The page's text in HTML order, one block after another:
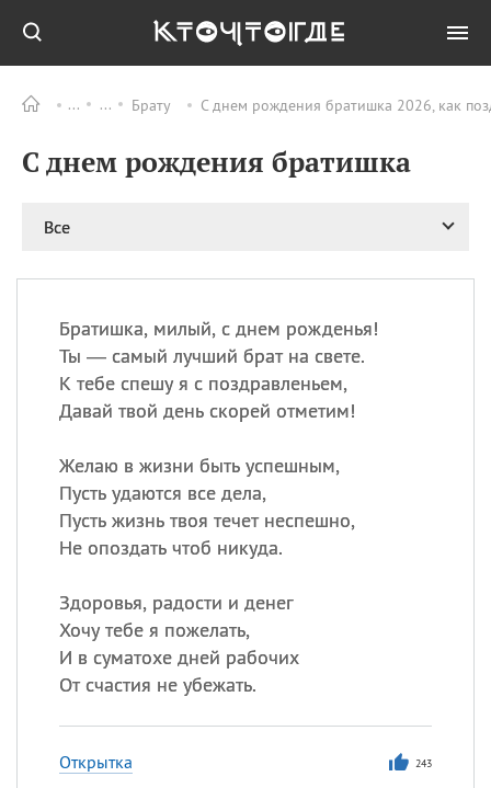
Брату С днем рождения братишка 2026, как
С днем рождения братишка
Все
Братишка, милый, с днем рожденья!
Ты — самый лучший брат на свете.
К тебе спешу я с поздравленьем,
Давай твой день скорей отметим!
Желаю в жизни быть успешным,
Пусть удаются все дела,
Пусть жизнь твоя течет неспешно,
Не опоздать чтоб никуда.
Здоровья, радости и денег
Хочу тебе я пожелать,
И в суматохе дней рабочих
От счастия не убежать.
Открытка 243
ПРАЗДНИКИ Все
09.08
День памяти жертв
атомной
09.08
Национальный день
рисового пудинга
09.08
День Дымняшки
(Smokey Bear Day)
ИМЕНА
Сегодня празднуют именины
Сергей
Посмотреть значение
происхождение